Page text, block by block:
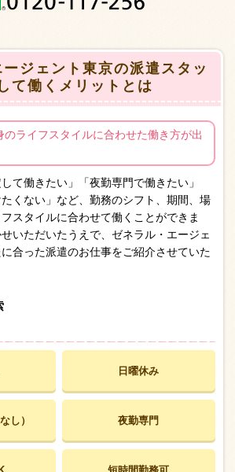
ジェント東京の派遣スタッ
て働くメリットとは
のライフスタイルに合わせた働き方が出
て働きたい」「夜勤専門で働きたい」
たくない」など、勤務のシフト、期間、場
スタイルに合わせて働くことができま
いただいたうえで、ゼネラル・エージェ
合った派遣のお仕事をご紹介させていた
日曜休み
し） 夜勤専門